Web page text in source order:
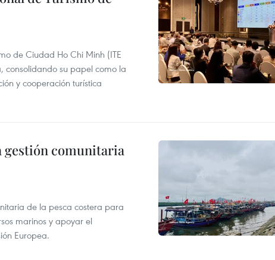
de Ciudad Ho Chi Minh (ITE
consolidando su papel como la
y cooperación turística
gestión comunitaria
de la pesca costera para
marinos y apoyar el
Europea.